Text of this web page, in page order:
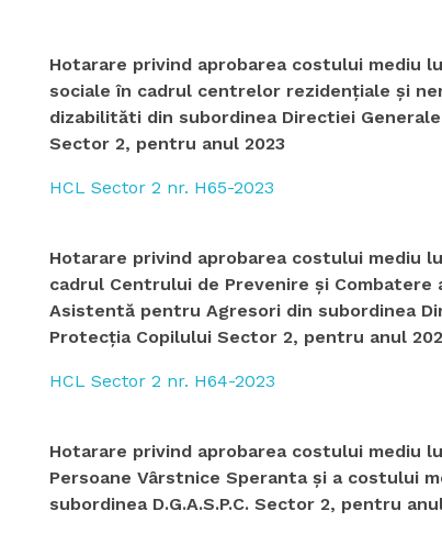
Hotarare privind aprobarea costului mediu
sociale în cadrul centrelor rezidenţiale şi
dizabilităti din subordinea Directiei
Sector 2, pentru anul 2023
HCL Sector 2 nr. H65-2023
Hotarare privind aprobarea costului mediu
cadrul Centrului de Prevenire şi
Asistentă pentru Agresori din subordinea
Protecţia Copilului Sector 2, pentru anul
HCL Sector 2 nr. H64-2023
Hotarare privind aprobarea costului mediu
Persoane Vârstnice Speranta şi a costului
subordinea D.G.A.S.P.C. Sector 2, pentru